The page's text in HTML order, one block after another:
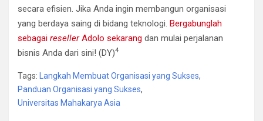
secara efisien. Jika Anda ingin membangun organisasi
yang berdaya saing di bidang teknologi. Bergabunglah
sebagai resellerAdolo sekarang dan mulai perjalanan
bisnis Anda dari sini! (DY)4
Tags: Langkah Membuat Organisasi yang Sukses,
Panduan Organisasi yang Sukses,
Universitas Mahakarya Asia